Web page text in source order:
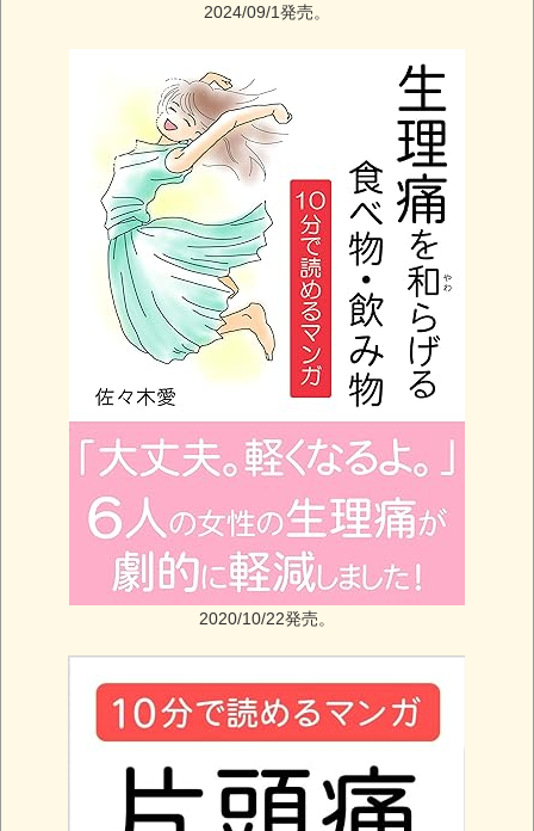
2024/09/1発売。
2020/10/22発売。